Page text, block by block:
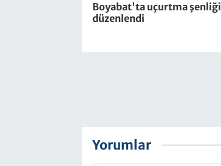
Boyabat'ta uçurtma şenliği
düzenlendi
Yorumlar